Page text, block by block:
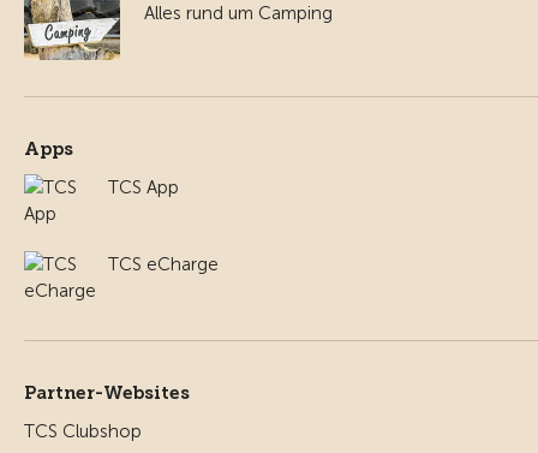
Alles rund um Camping
Apps
TCS App
TCS eCharge
Partner-Websites
TCS Clubshop